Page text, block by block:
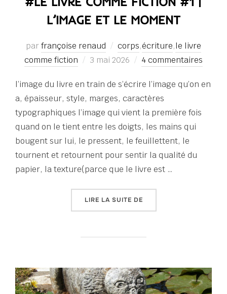
L’IMAGE ET LE MOMENT
parfrançoise renaud corps,écriture,le livre
comme fiction
Publié
3 mai 2026 4 commentaires
l’image du livre en train de s’écrire l’image qu’on en
a, épaisseur, style, marges, caractères
typographiques l’image qui vient la première fois
quand on le tient entre les doigts, les mains qui
bougent sur lui, le pressent, le feuillettent, le
tournent et retournent pour sentir la qualité du
papier, la texture(parce que le livre est …
LIRE LA SUITE DE« #LE LIVRE COMME